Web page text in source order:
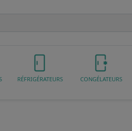
RÉFRIGÉRATEURS CONGÉLATEURS